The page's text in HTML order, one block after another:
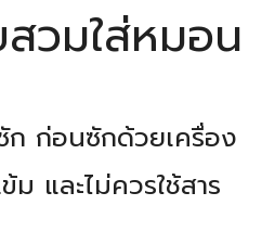
สวมใส่หมอน
ก ก่อนซักด้วยเครื่อง
ม และไม่ควรใช้สาร